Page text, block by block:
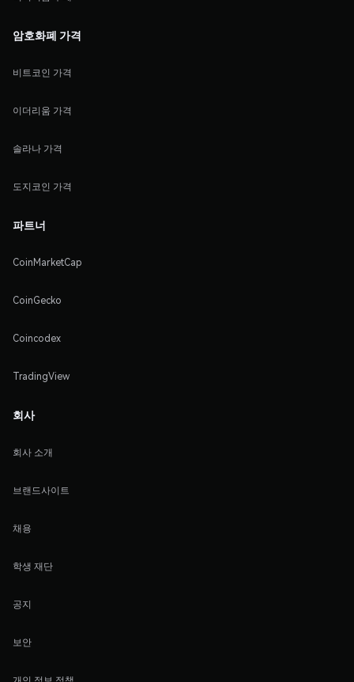
암호화폐 가격
비트코인 가격
이더리움 가격
솔라나 가격
도지코인 가격
파트너
CoinMarketCap
CoinGecko
Coincodex
TradingView
회사
회사 소개
브랜드사이트
채용
학생 재단
공지
보안